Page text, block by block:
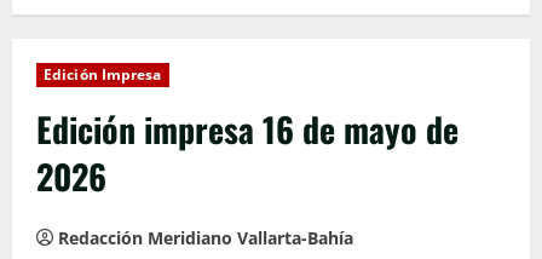
Edición Impresa
Edición impresa 16 de mayo de
2026
Redacción Meridiano Vallarta-Bahía